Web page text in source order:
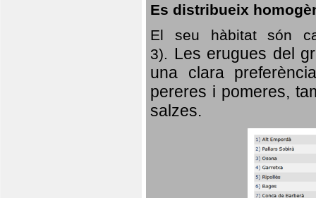
Es distribueix
El seu hàbitat són
3). Les erugues del
una clara
pereres i pomeres,
salzes.